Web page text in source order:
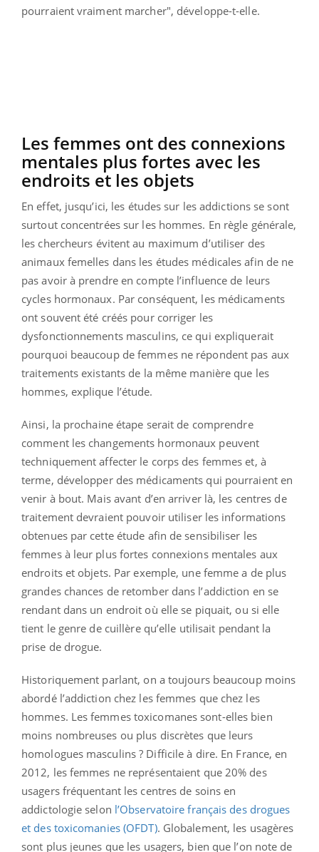
pourraient vraiment marcher", développe-t-elle.
Les femmes ont des connexions
mentales plus fortes avec les
endroits et les objets
En effet, jusqu’ici, les études sur les addictions se sont
surtout concentrées sur les hommes. En règle générale,
les chercheurs évitent au maximum d’utiliser des
animaux femelles dans les études médicales afin de ne
pas avoir à prendre en compte l’influence de leurs
cycles hormonaux. Par conséquent, les médicaments
ont souvent été créés pour corriger les
dysfonctionnements masculins, ce qui expliquerait
pourquoi beaucoup de femmes ne répondent pas aux
traitements existants de la même manière que les
hommes, explique l’étude.
Ainsi, la prochaine étape serait de comprendre
comment les changements hormonaux peuvent
techniquement affecter le corps des femmes et, à
terme, développer des médicaments qui pourraient en
venir à bout. Mais avant d’en arriver là, les centres de
traitement devraient pouvoir utiliser les informations
obtenues par cette étude afin de sensibiliser les
femmes à leur plus fortes connexions mentales aux
endroits et objets. Par exemple, une femme a de plus
grandes chances de retomber dans l’addiction en se
rendant dans un endroit où elle se piquait, ou si elle
tient le genre de cuillère qu’elle utilisait pendant la
prise de drogue.
Historiquement parlant, on a toujours beaucoup moins
abordé l’addiction chez les femmes que chez les
hommes. Les femmes toxicomanes sont-elles bien
moins nombreuses ou plus discrètes que leurs
homologues masculins ? Difficile à dire. En France, en
2012, les femmes ne représentaient que 20% des
usagers fréquentant les centres de soins en
addictologie selon l’Observatoire français des drogues
et des toxicomanies (OFDT). Globalement, les usagères
sont plus jeunes que les usagers, bien que l’on note de